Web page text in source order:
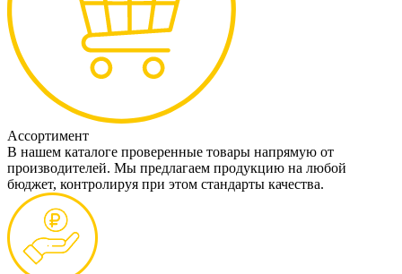
Ассортимент
В нашем каталоге проверенные товары напрямую от
производителей. Мы предлагаем продукцию на любой
бюджет, контролируя при этом стандарты качества.